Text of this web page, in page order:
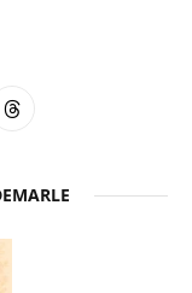
Threads